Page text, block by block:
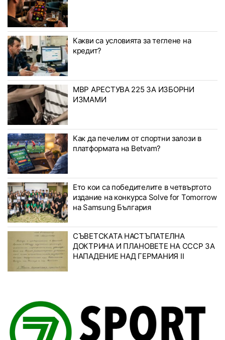
Какви са условията за теглене на
кредит?
МВР АРЕСТУВА 225 ЗА ИЗБОРНИ
ИЗМАМИ
Как да печелим от спортни залози в
платформата на Betvam?
Ето кои са победителите в четвъртото
издание на конкурса Solve for Tomorrow
на Samsung България
СЪВЕТСКАТА НАСТЪПАТЕЛНА
ДОКТРИНА И ПЛАНОВЕТЕ НА СССР ЗА
НАПАДЕНИЕ НАД ГЕРМАНИЯ II